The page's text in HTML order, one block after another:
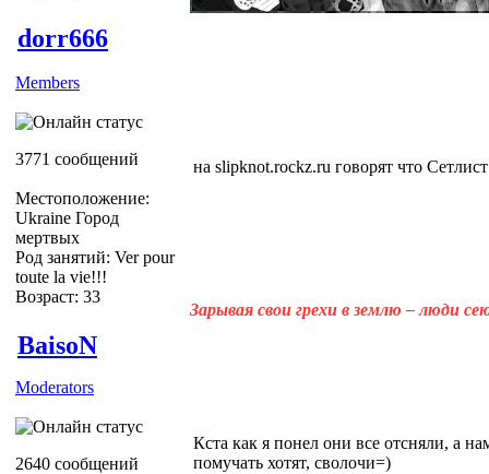
dorr666
Members
3771 сообщений
Местоположение:
Ukraine Город
мертвых
Род занятий: Ver pour
toute la vie!!!
Возраст: 33
на slipknot.rockz.ru говорят что
Зарывая свои грехи в землю – люди
BaisoN
Moderators
2640 сообщений
Кста как я понел они все отсняли, а
помучать хотят, сволочи=)